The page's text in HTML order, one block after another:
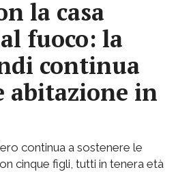
la casa
fuoco: la
continua
abitazione in
continua a sostenere le
cinque figli, tutti in tenera età